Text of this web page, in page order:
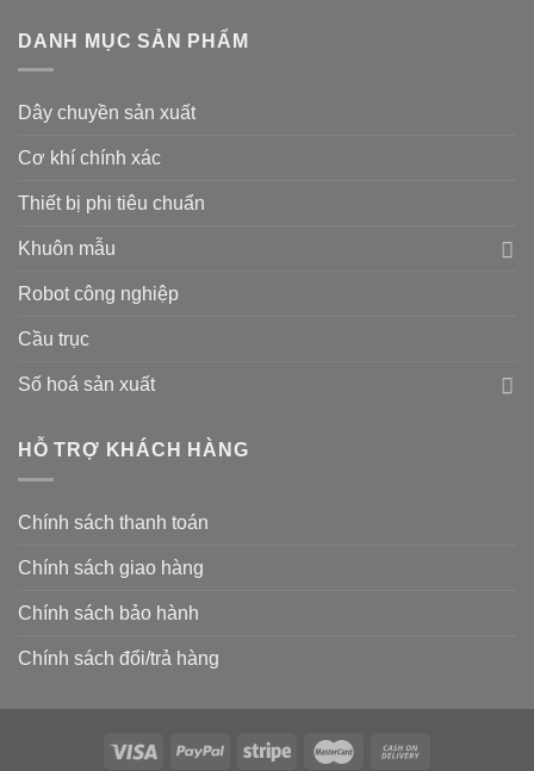
DANH MỤC SẢN PHẨM
Dây chuyền sản xuất
Cơ khí chính xác
Thiết bị phi tiêu chuẩn
Khuôn mẫu
Robot công nghiệp
Cầu trục
Số hoá sản xuất
HỖ TRỢ KHÁCH HÀNG
Chính sách thanh toán
Chính sách giao hàng
Chính sách bảo hành
Chính sách đổi/trả hàng